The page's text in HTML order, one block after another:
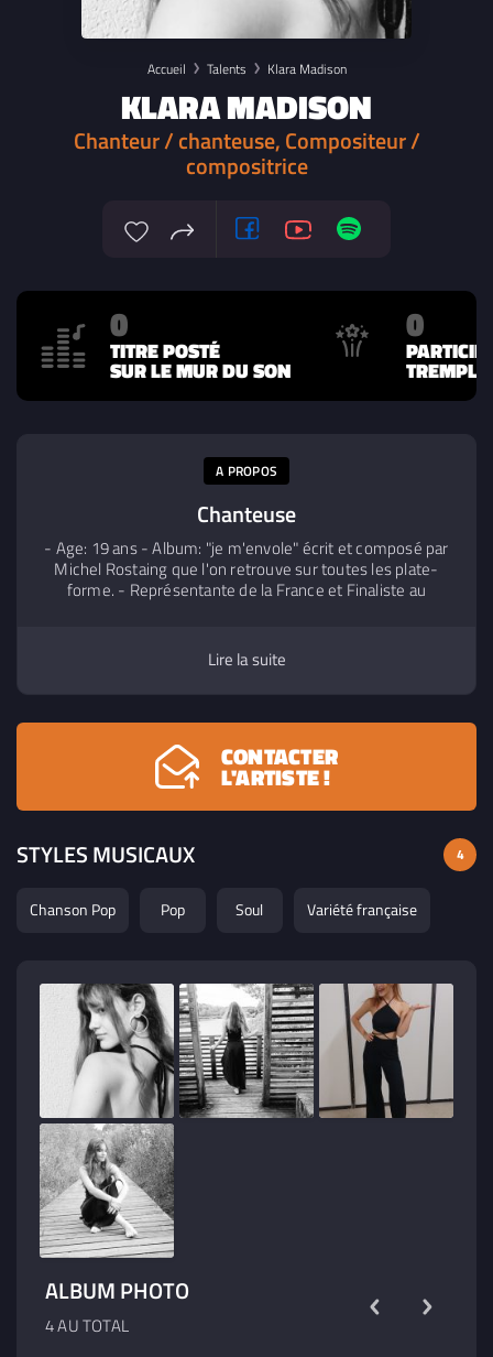
Accueil Talents Klara Madison
KLARA MADISON
Chanteur / chanteuse, Compositeur /
compositrice
0
TITRE POSTÉ
SUR LE MUR DU SON
0
A PROPOS
Chanteuse
- Age: 19 ans - Album: "je m'envole" écrit et composé par
Michel Rostaing que l'on retrouve sur toutes les plate-
forme. - Représentante de la France et Finaliste au
Espagne 2022. - Plusieurs concerts partout en France.
https://linktr.ee/KlaraMadisonOfficiel
Lire la suite
CONTACTER
L'ARTISTE !
STYLES MUSICAUX 4
Chanson Pop Pop Soul Variété française
ALBUM PHOTO
4 AU TOTAL